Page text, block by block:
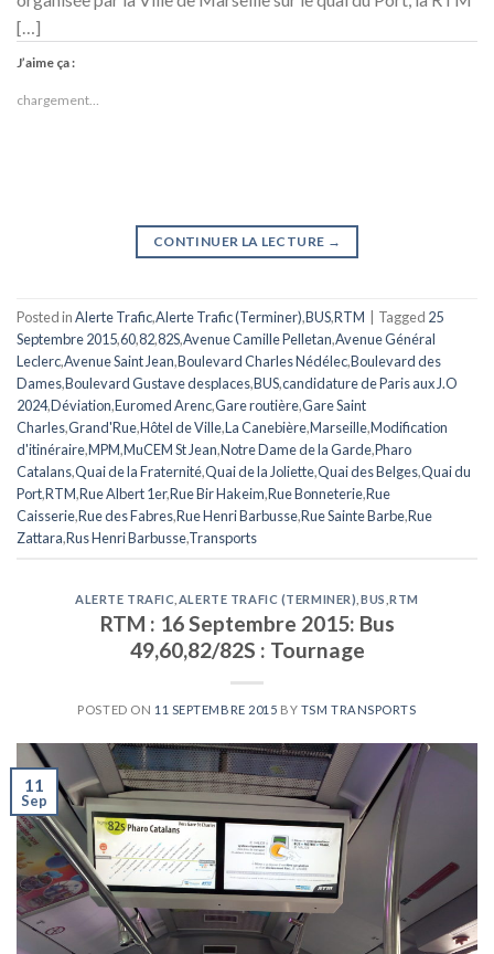
[…]
J’aime ça :
chargement…
CONTINUER LA LECTURE →
Posted inAlerte Trafic,Alerte Trafic (Terminer),BUS,RTM Tagged 25
Septembre 2015,60,82,82S,Avenue Camille Pelletan,Avenue Général
Leclerc,Avenue Saint Jean,Boulevard Charles Nédélec,Boulevard des
Dames,Boulevard Gustave desplaces,BUS,candidature de Paris aux J.O
2024,Déviation,Euromed Arenc,Gare routière,Gare Saint
Charles,Grand'Rue,Hôtel de Ville,La Canebière,Marseille,Modification
d'itinéraire,MPM,MuCEM St Jean,Notre Dame de la Garde,Pharo
Catalans,Quai de la Fraternité,Quai de la Joliette,Quai des Belges,Quai du
Port,RTM,Rue Albert 1er,Rue Bir Hakeim,Rue Bonneterie,Rue
Caisserie,Rue des Fabres,Rue Henri Barbusse,Rue Sainte Barbe,Rue
Zattara,Rus Henri Barbusse,Transports
ALERTE TRAFIC ALERTE TRAFIC (TERMINER) BUS ,RTM
RTM : 16 Septembre 2015: Bus
49,60,82/82S : Tournage
POSTED ON 11 SEPTEMBRE 2015 BY TSM TRANSPORTS
11
Sep